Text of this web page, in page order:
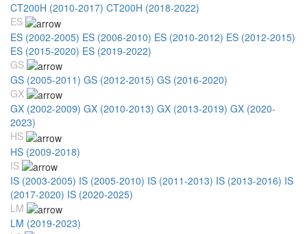
CT200H (2010-2017) CT200H (2018-2022)
ES
ES (2002-2005) ES (2006-2010) ES (2010-2012) ES (2012-2015)
ES (2015-2020) ES (2019-2022)
GS
GS (2005-2011) GS (2012-2015) GS (2016-2020)
GX
GX (2002-2009) GX (2010-2013) GX (2013-2019) GX (2020-
2023)
HS
HS (2009-2018)
IS
IS (2003-2005) IS (2005-2010) IS (2011-2013) IS (2013-2016) IS
(2017-2020) IS (2020-2025)
LM
LM (2019-2023)